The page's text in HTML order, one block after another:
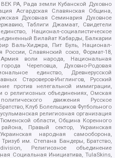
РА, Рада земли Кубанской Духовно
Асгардская Славянская Община,
Духовная Семинария Духовное
Таблиги Джамаат, Свидетели
Национал-социалистическое
Вилайат Кабарды, Балкарии
Валь-Хиджра, Пит Буль, Национал-
России, Славянский союз, Формат-18,
воли народа, Национальная
Череповца, Духовно-Родовая
единство, Древнерусской
Староверов-Инглингов, Русский
против нелегальной иммиграции,
о религиозных объединениях, Омская
движения Русское
Клуб Болельщиков Футбольного
религиозная организация
области, Община Коренного
Правый сектор, Украинская
народная самооборона,
им. Степана Бандеры, Братство,
Религиозное объединение
Социальная Инициатива, TulaSkins,